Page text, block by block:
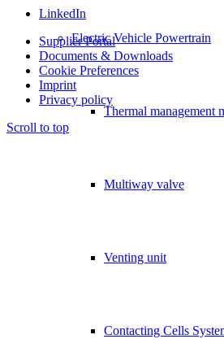
Electric Vehicle Powertrain
Thermal management
Multiway valve
Venting unit
Contacting Cells
LinkedIn
Supplier Portal
Documents & Downloads
Cookie Preferences
Imprint
Privacy policy
Scroll to top